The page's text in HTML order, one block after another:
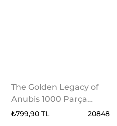
The Golden Legacy of
Anubis 1000 Parça
Puzzle
₺799,90 TL 20848